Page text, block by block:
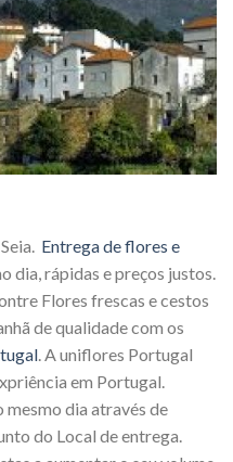
Entrega de flores e
dia, rápidas e preços justos.
Flores frescas e cestos
de qualidade com os
. A uniflores Portugal
em Portugal.
mesmo dia através de
do Local de entrega.